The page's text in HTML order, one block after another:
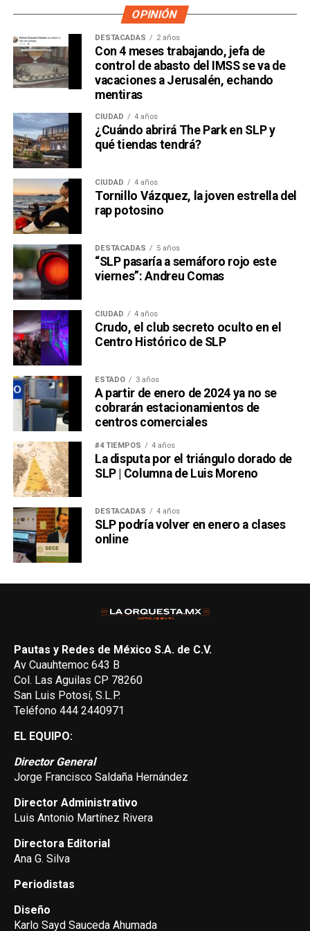
OPINIÓN
DESTACADAS 2 años
Con 4 meses trabajando, jefa de
control de abasto del IMSS se va de
vacaciones a Jerusalén, echando
mentiras
CIUDAD 4 años
¿Cuándo abrirá The Park en SLP y
qué tiendas tendrá?
CIUDAD 4 años
Tornillo Vázquez, la joven estrella del
rap potosino
DESTACADAS 5 años
“SLP pasaría a semáforo rojo este
viernes”: Andreu Comas
CIUDAD 4 años
Crudo, el club secreto oculto en el
Centro Histórico de SLP
ESTADO 3 años
A partir de enero de 2024 ya no se
cobrarán estacionamientos de
centros comerciales
#4 TIEMPOS 4 años
La disputa por el triángulo dorado de
SLP | Columna de Luis Moreno
DESTACADAS 4 años
SLP podría volver en enero a clases
online
Pautas y Redes de México S.A. de C.V.
Av Cuauhtemoc 643 B
Col. Las Aguilas CP 78260
San Luis Potosí, S.L.P.
Teléfono 444 2440971
EL EQUIPO:
Director General
Jorge Francisco Saldaña Hernández
Director Administrativo
Luis Antonio Martínez Rivera
Directora Editorial
Ana G. Silva
Periodistas
Diseño
Karlo Sayd Sauceda Ahumada